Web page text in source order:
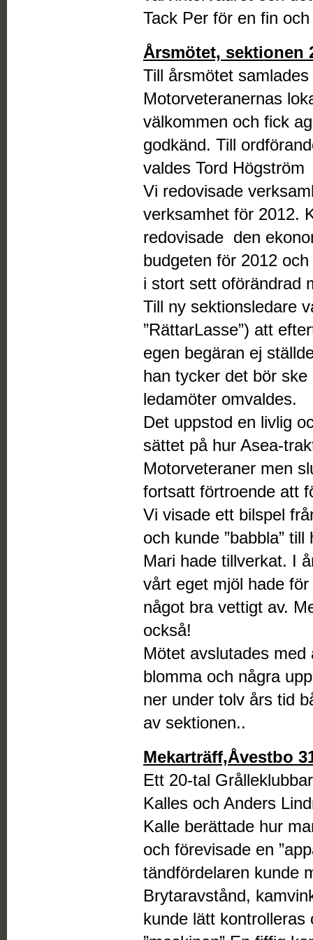
Tack Per för en fin
Årsmötet, sektionen
Till årsmötet
Motorveteranernas
välkommen och fick
godkänd. Till
valdes Tord
Vi redovisade
verksamhet för 2012.
redovisade den
budgeten för 2012
i stort sett oförändrad
Till ny sektionsledare
”RättarLasse”) att
egen begäran ej
han tycker det bör
ledamöter omvaldes.
Det uppstod en livlig
sättet på hur Asea-
Motorveteraner men
fortsatt förtroende att
Vi visade ett bilspel
och kunde ”babbla”
Mari hade tillverkat. I
vårt eget mjöl hade
något bra vettigt av.
också!
Mötet avslutades
blomma och några
ner under tolv års tid
av sektionen..
Mekarträff,Åvestbo
Ett 20-tal
Kalles och Anders
Kalle berättade hur
och förevisade en
tändfördelaren kunde
Brytaravstånd,
kunde lätt